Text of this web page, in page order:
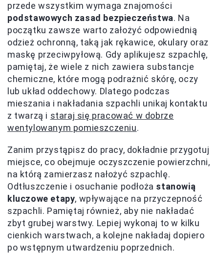
przede wszystkim wymaga znajomości
podstawowych zasad bezpieczeństwa. Na
początku zawsze warto założyć odpowiednią
odzież ochronną, taką jak rękawice, okulary oraz
maskę przeciwpyłową. Gdy aplikujesz szpachlę,
pamiętaj, że wiele z nich zawiera substancje
chemiczne, które mogą podrażnić skórę, oczy
lub układ oddechowy. Dlatego podczas
mieszania i nakładania szpachli unikaj kontaktu
z twarzą i staraj się pracować w dobrze
wentylowanym pomieszczeniu.
Zanim przystąpisz do pracy, dokładnie przygotuj
miejsce, co obejmuje oczyszczenie powierzchni,
na którą zamierzasz nałożyć szpachlę.
Odtłuszczenie i osuchanie podłoża stanowią
kluczowe etapy, wpływające na przyczepność
szpachli. Pamiętaj również, aby nie nakładać
zbyt grubej warstwy. Lepiej wykonaj to w kilku
cienkich warstwach, a kolejne nakładaj dopiero
po wstępnym utwardzeniu poprzednich.